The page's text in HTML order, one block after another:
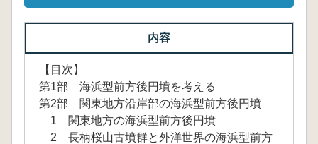
内容
【目次】
第1部 海浜型前方後円墳を考える
第2部 関東地方沿岸部の海浜型前方後円墳
1 関東地方の海浜型前方後円墳
2 長柄桜山古墳群と外洋世界の海浜型前方